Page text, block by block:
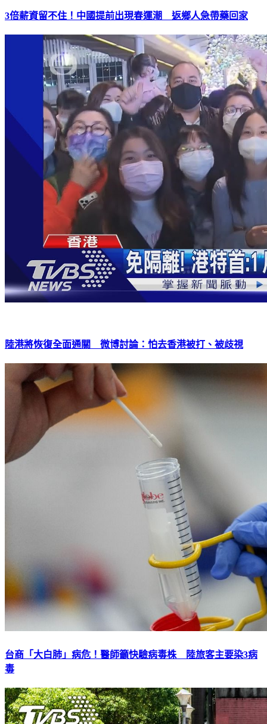
3倍薪資留不住！中國提前出現春運潮 返鄉人急帶藥回家
陸港將恢復全面通關 微博討論：怕去香港被打、被歧視
台商「大白肺」病危！醫師籲快驗病毒株 陸旅客主要染3病
毒